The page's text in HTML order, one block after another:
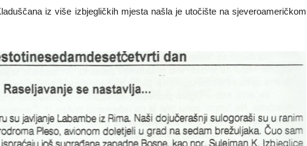
iz više izbjegličkih mjesta našla je utočište na sjeveroameričkom